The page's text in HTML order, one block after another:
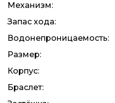
Механизм:
Запас хода:
Водонепроницаемость:
Размер:
Корпус:
Браслет: